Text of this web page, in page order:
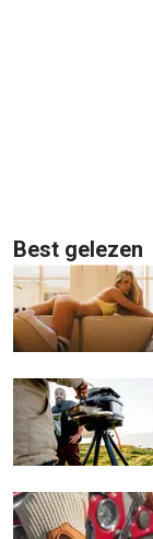
Best gelezen